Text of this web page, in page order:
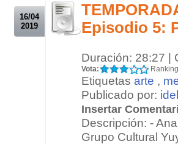
16/04
2019
Episodio 5:
Duración: 28:27 |
Vota:
Etiquetas arte ,
Publicado por:
Insertar
Descripción: -
Grupo Cultural